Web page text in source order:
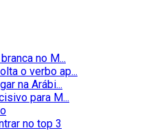
no M...
o verbo ap...
na Arábi...
para M...
no top 3